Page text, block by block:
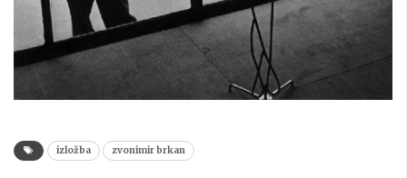
izložba zvonimir brkan